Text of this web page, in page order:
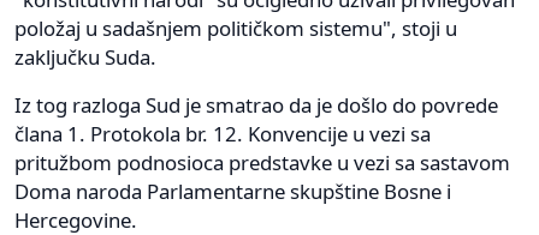
položaj u sadašnjem političkom sistemu", stoji u
zaključku Suda.
Iz tog razloga Sud je smatrao da je došlo do povrede
člana 1. Protokola br. 12. Konvencije u vezi sa
pritužbom podnosioca predstavke u vezi sa sastavom
Doma naroda Parlamentarne skupštine Bosne i
Hercegovine.